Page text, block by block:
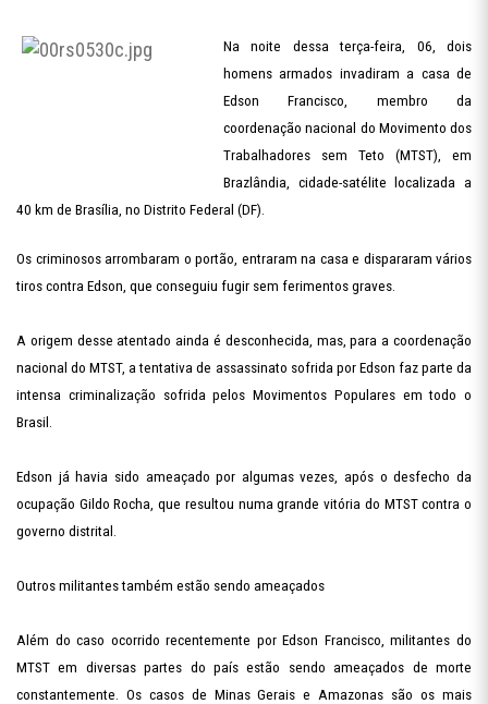
Na noite dessa terça-feira, 06, dois
homens armados invadiram a casa de
Edson Francisco, membro da
coordenação nacional do Movimento dos
Trabalhadores sem Teto (MTST), em
Brazlândia, cidade-satélite localizada a
40 km de Brasília, no Distrito Federal (DF).
Os criminosos arrombaram o portão, entraram na casa e dispararam vários
tiros contra Edson, que conseguiu fugir sem ferimentos graves.
A origem desse atentado ainda é desconhecida, mas, para a coordenação
nacional do MTST, a tentativa de assassinato sofrida por Edson faz parte da
intensa criminalização sofrida pelos Movimentos Populares em todo o
Brasil.
Edson já havia sido ameaçado por algumas vezes, após o desfecho da
ocupação Gildo Rocha, que resultou numa grande vitória do MTST contra o
governo distrital.
Outros militantes também estão sendo ameaçados
Além do caso ocorrido recentemente por Edson Francisco, militantes do
MTST em diversas partes do país estão sendo ameaçados de morte
constantemente. Os casos de Minas Gerais e Amazonas são os mais